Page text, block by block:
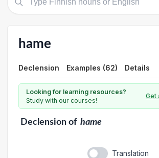
hame
Declension Examples (62) Details
Looking for learning resources?
Study with our courses!
Get
Declensionof hame
Translation